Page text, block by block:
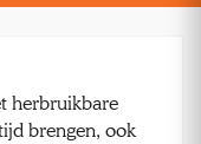
herbruikbare
brengen, ook